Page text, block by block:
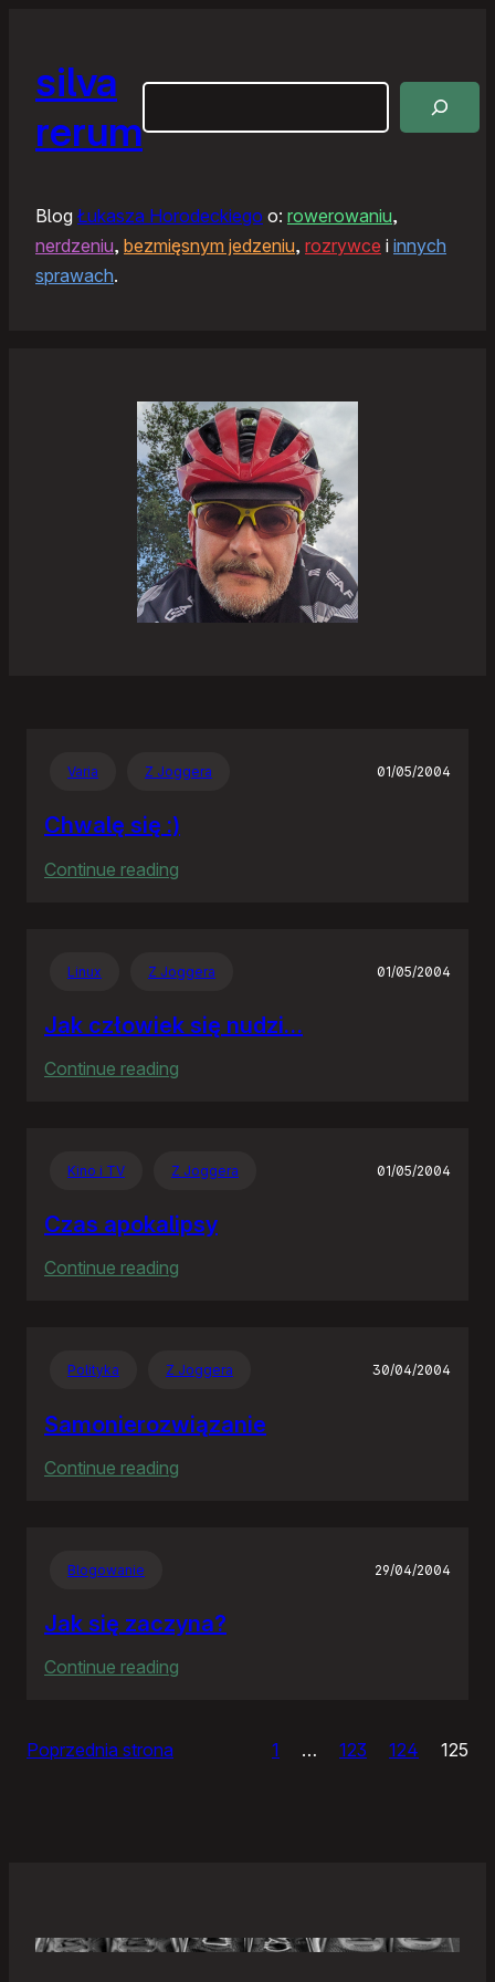
silva
rerum
Blog Łukasza Horodeckiego o: rowerowaniu,
nerdzeniu, bezmięsnym jedzeniu, rozrywce i innych
sprawach.
Varia Z Joggera 01/05/2004
Chwalę się :)
Continue reading
Linux Z Joggera 01/05/2004
Jak człowiek się nudzi…
Continue reading
nudzi…
Kino i TV Z Joggera 01/05/2004
Czas apokalipsy
Continue reading
Polityka Z Joggera 30/04/2004
Samonierozwiązanie
Continue reading
Blogowanie 29/04/2004
Jak się zaczyna?
Continue reading
Poprzednia strona 1 … 123 124 125